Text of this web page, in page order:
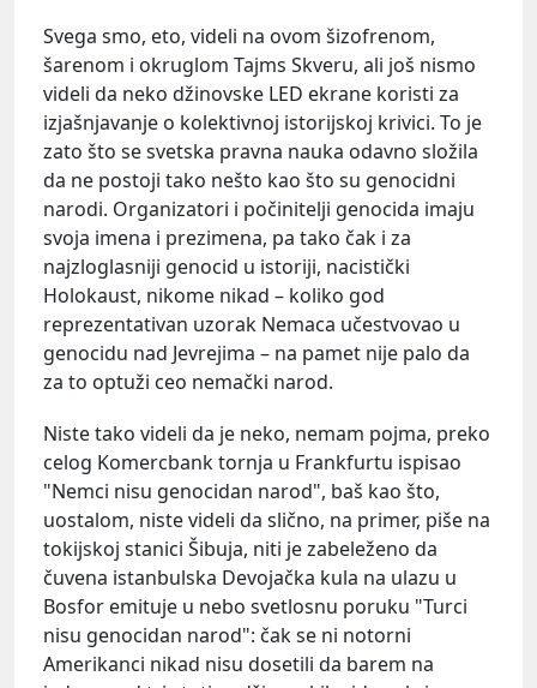
Svega smo, eto, videli na ovom šizofrenom,
šarenom i okruglom Tajms Skveru, ali još nismo
videli da neko džinovske LED ekrane koristi za
izjašnjavanje o kolektivnoj istorijskoj krivici. To je
zato što se svetska pravna nauka odavno složila
da ne postoji tako nešto kao što su genocidni
narodi. Organizatori i počinitelji genocida imaju
svoja imena i prezimena, pa tako čak i za
najzloglasniji genocid u istoriji, nacistički
Holokaust, nikome nikad – koliko god
reprezentativan uzorak Nemaca učestvovao u
genocidu nad Jevrejima – na pamet nije palo da
za to optuži ceo nemački narod.
Niste tako videli da je neko, nemam pojma, preko
celog Komercbank tornja u Frankfurtu ispisao
"Nemci nisu genocidan narod", baš kao što,
uostalom, niste videli da slično, na primer, piše na
tokijskoj stanici Šibuja, niti je zabeleženo da
čuvena istanbulska Devojačka kula na ulazu u
Bosfor emituje u nebo svetlosnu poruku "Turci
nisu genocidan narod": čak se ni notorni
Amerikanci nikad nisu dosetili da barem na